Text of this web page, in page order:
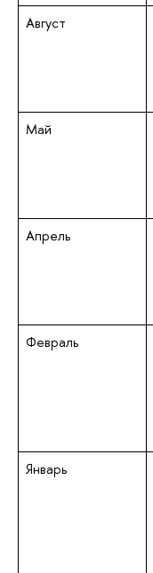
Август
Май
Апрель
Февраль
Январь